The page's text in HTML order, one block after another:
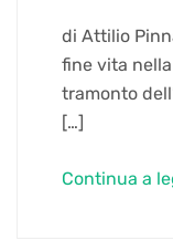
di Attilio
fine vita
tramonto
[…]
Continua a